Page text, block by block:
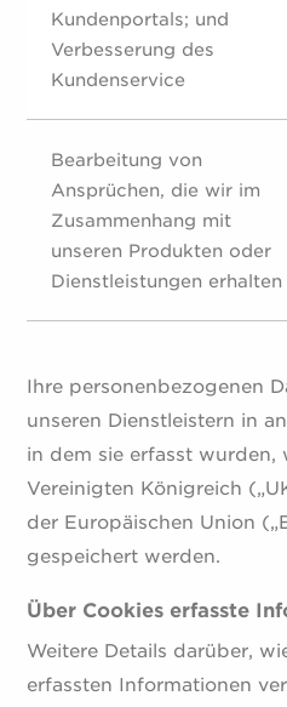
Kundenportals; und
Verbesserung des
Kundenservice
Bearbeitung von
Ansprüchen, die wir im
Zusammenhang mit
unseren Produkten oder
Dienstleistungen erhalten
Ihre personenbezogenen
unseren Dienstleistern in
in dem sie erfasst wurden,
Vereinigten Königreich
der Europäischen Union
gespeichert werden.
Über Cookies erfasste
Weitere Details darüber,
erfassten Informationen